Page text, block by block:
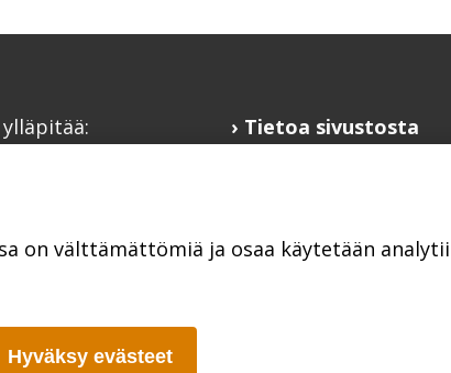
Tietoa sivustosta
on välttämättömiä ja osaa käytetään
Hyväksy evästeet